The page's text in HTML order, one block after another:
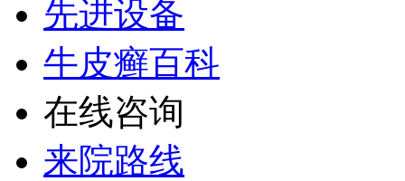
先进设备
牛皮癣百科
在线咨询
来院路线